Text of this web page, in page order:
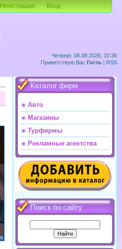
Четверг, 06.08.2026, 10:36
Приветствую Вас Гость | RSS
Регистрация Вход
Каталог фирм
Авто
Магазины
Турфирмы
Рекламные агентства
Поиск по сайту